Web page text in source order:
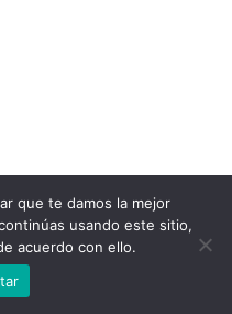
que te damos la mejor
usando este sitio,
acuerdo con ello.